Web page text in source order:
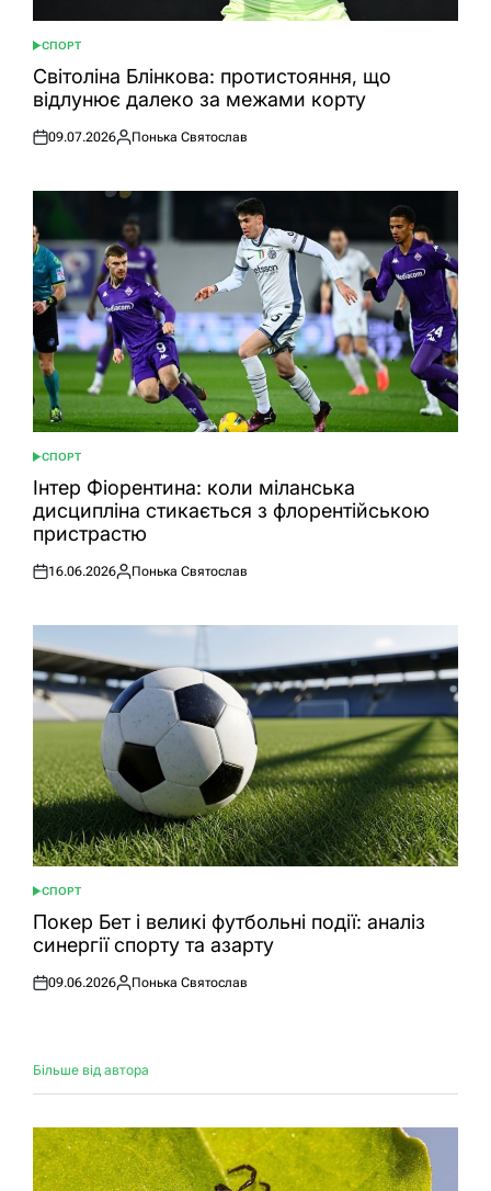
ОПУБЛІКУВАТИ
У
СПОРТ
Світоліна Блінкова: протистояння, що
відлунює далеко за межами корту
Оприлюднено
09.07.2026
Опубліковано
Понька Святослав
ОПУБЛІКУВАТИ
У
СПОРТ
Інтер Фіорентина: коли міланська
дисципліна стикається з флорентійською
пристрастю
Оприлюднено
16.06.2026
Опубліковано
Понька Святослав
ОПУБЛІКУВАТИ
У
СПОРТ
Покер Бет і великі футбольні події: аналіз
синергії спорту та азарту
Оприлюднено
09.06.2026
Опубліковано
Понька Святослав
Більше від автора